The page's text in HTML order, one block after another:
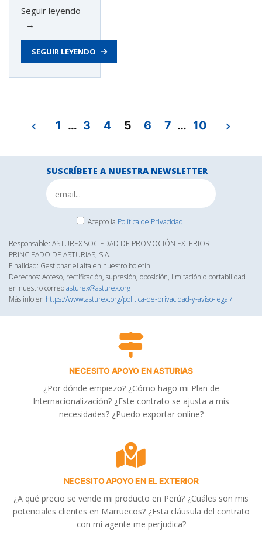
Seguir leyendo
de
Cuba
en
España
Asturex
comerciales
el
país»
SEGUIR LEYENDO
Navegación
entradas
1 … 3 4 5 6 7 … 10
SUSCRÍBETE A NUESTRA NEWSLETTER
Acepto la Política de Privacidad
Responsable: ASTUREX SOCIEDAD DE PROMOCIÓN EXTERIOR
PRINCIPADO DE ASTURIAS, S.A.
Finalidad: Gestionar el alta en nuestro boletín
Derechos: Acceso, rectificación, supresión, oposición, limitación o portabilidad
en nuestro correoasturex@asturex.org
Más info en https://www.asturex.org/politica-de-privacidad-y-aviso-legal/
NECESITO APOYO EN ASTURIAS
¿Por dónde empiezo? ¿Cómo hago mi Plan de
Internacionalización? ¿Este contrato se ajusta a mis
necesidades? ¿Puedo exportar online?
NECESITO APOYO EN EL EXTERIOR
¿A qué precio se vende mi producto en Perú? ¿Cuáles son mis
potenciales clientes en Marruecos? ¿Esta cláusula del contrato
con mi agente me perjudica?